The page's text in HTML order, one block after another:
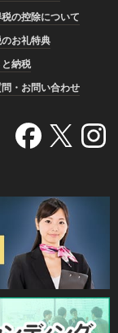
の控除について
お礼特典
納税
・お問い合わせ